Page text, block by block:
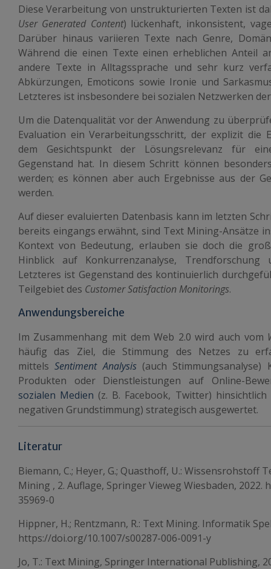
Diese Verarbeitung von unstrukturierten Texten ist
User Generated Content) lückenhaft, inkonsistent,
Darüber hinaus variieren Texte nach Genre,
Während die einen Texte einen erheblichen Anteil
andere Texte in Alltagssprache und sehr kurz
Abkürzungen, Emoticons sowie Ironie und
Letzteres ist insbesondere bei sozialen Netzwerken der
Um die Datenqualität vor der Anwendung zu
Evaluation ein Verarbeitungsschritt, der explizit die
dem Gesichtspunkt der Lösungsrelevanz für
Gegenstand hat. In diesem Schritt können
werden; es können aber auch Ergebnisse aus der
werden.
Auf dieser evaluierten Datenbasis kann im letzten
bereits eingangs erwähnt, sind Text Mining-Ansätze
Kontext von Bedeutung, erlauben sie doch die
Hinblick auf Konkurrenzanalyse, Trendforschung
Letzteres ist Gegenstand des kontinuierlich
Teilgebiet des Customer Satisfaction Monitorings.
Anwendungsbereiche
Im Zusammenhang mit dem Web 2.0 wird auch vom
häufig das Ziel, die Stimmung des Netzes zu
mittels Sentiment Analysis (auch
Produkten oder Dienstleistungen auf Online-
sozialen Medien (z. B. Facebook, Twitter)
negativen Grundstimmung) strategisch ausgewertet.
Literatur
Biemann, C.; Heyer, G.; Quasthoff, U.: Wissensrohstoff
Mining , 2. Auflage, Springer Vieweg Wiesbaden,
35969-0
Hippner, H.; Rentzmann, R.: Text Mining. Informatik
https://doi.org/10.1007/s00287-006-0091-y
Jo, T.: Text Mining, Springer International Publishing,